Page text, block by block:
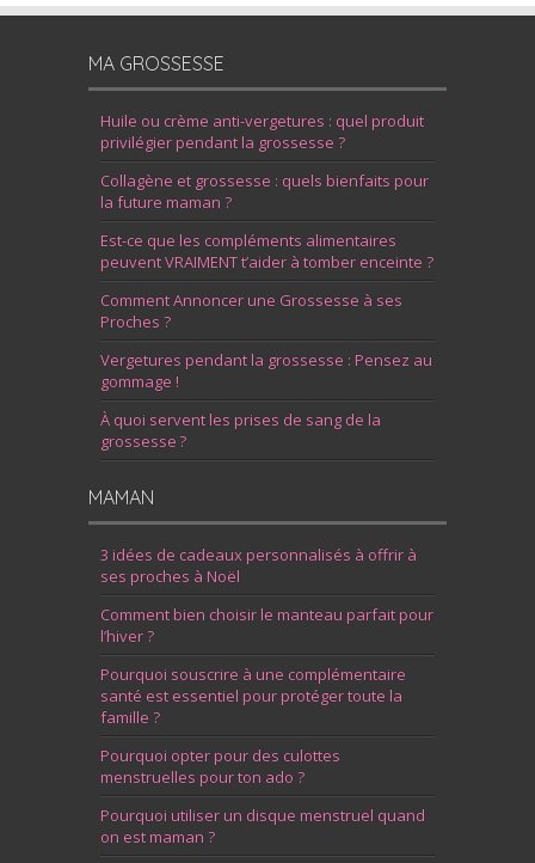
MA GROSSESSE
Huile ou crème anti-vergetures : quel produit
privilégier pendant la grossesse ?
Collagène et grossesse : quels bienfaits pour
la future maman ?
Est-ce que les compléments alimentaires
peuvent VRAIMENT t’aider à tomber enceinte ?
Comment Annoncer une Grossesse à ses
Proches ?
Vergetures pendant la grossesse : Pensez au
gommage !
À quoi servent les prises de sang de la
grossesse ?
MAMAN
3 idées de cadeaux personnalisés à offrir à
ses proches à Noël
Comment bien choisir le manteau parfait pour
l’hiver ?
Pourquoi souscrire à une complémentaire
santé est essentiel pour protéger toute la
famille ?
Pourquoi opter pour des culottes
menstruelles pour ton ado ?
Pourquoi utiliser un disque menstruel quand
on est maman ?